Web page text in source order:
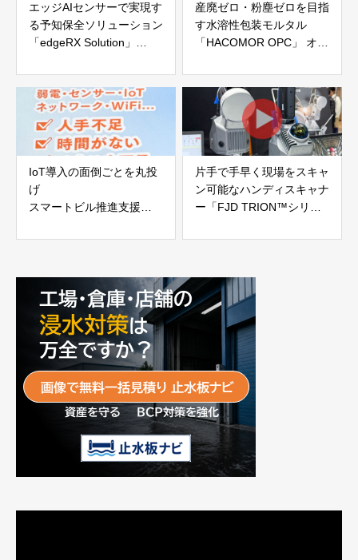
エッジAIセンサーで実現す
る予知保全ソリューション
「edgeRX Solution」
産廃ゼロ・粉塵ゼロを目指
す水溶性包装モルタル
「HACOMOR OPC」 オー
IoT導入の面倒ごとを丸投
げ
スマートビル推進支援
Andeco
片手で手早く現場をスキャ
ン可能なハンディスキャナ
ー「FJD TRION™シリー
有限会社リビングCG